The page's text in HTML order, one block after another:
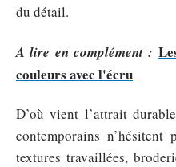
du détail.
A lire en complément :
couleurs avec l'écru
D’où vient l’attrait
contemporains
textures travaillées,